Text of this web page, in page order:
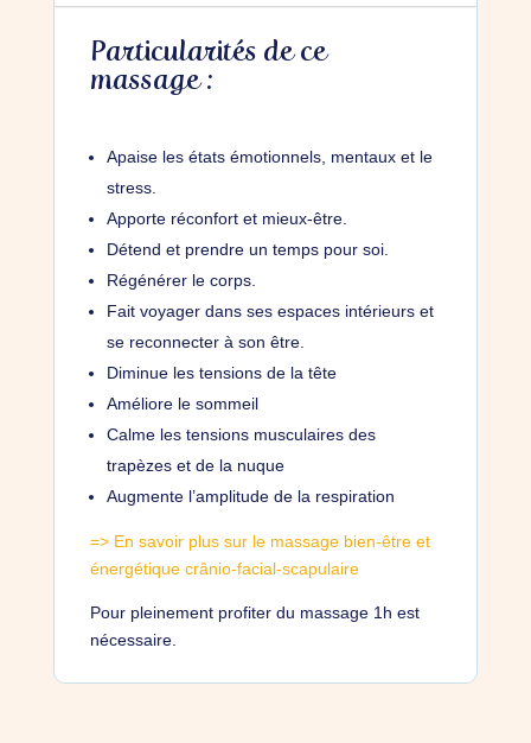
être
énergétique
crânio-
autre
technique
1h30
Particularités de ce
massage :
Apaise les états émotionnels, mentaux et le
stress.
Apporte réconfort et mieux-être.
Détend et prendre un temps pour soi.
Régénérer le corps.
Fait voyager dans ses espaces intérieurs et
se reconnecter à son être.
Diminue les tensions de la tête
Améliore le sommeil
Calme les tensions musculaires des
trapèzes et de la nuque
Augmente l’amplitude de la respiration
=> En savoir plus sur le massage bien-être et
énergétique crânio-facial-scapulaire
Pour pleinement profiter du massage 1h est
nécessaire.